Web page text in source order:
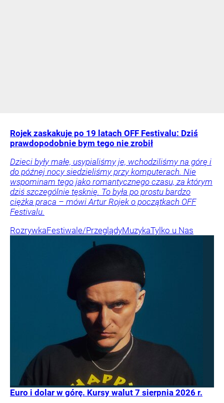
Rojek zaskakuje po 19 latach OFF Festivalu: Dziś
prawdopodobnie bym tego nie zrobił
Dzieci były małe, usypialiśmy je, wchodziliśmy na górę i
do późnej nocy siedzieliśmy przy komputerach. Nie
wspominam tego jako romantycznego czasu, za którym
dziś szczególnie tęsknię. To była po prostu bardzo
ciężka praca – mówi Artur Rojek o początkach OFF
Festivalu.
RozrywkaFestiwale/PrzeglądyMuzykaTylko u Nas
Euro i dolar w górę. Kursy walut 7 sierpnia 2026 r.